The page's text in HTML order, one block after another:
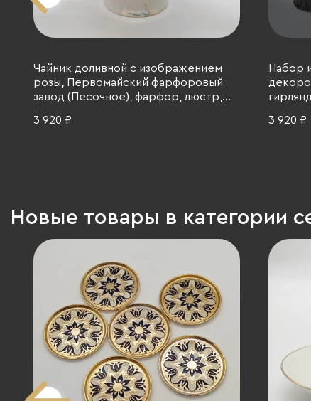
Чайник доливной с изображением
розы, Первомайский фарфоровый
завод (Песочное), фарфор, люстр,
гг.
3 920 ₽
Набор
(ЛФЗ),
3 920 ₽
Новые товары в категории